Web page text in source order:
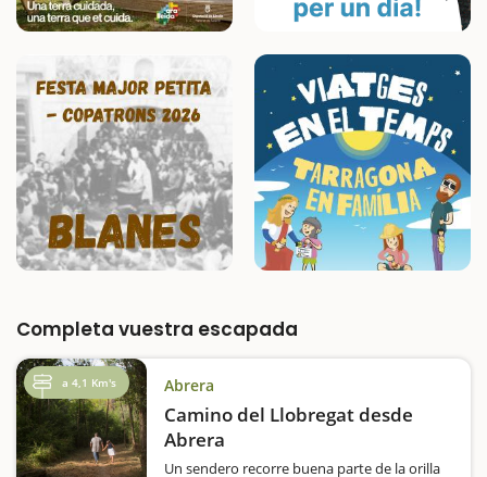
Completa vuestra escapada
a 4,1 Km's Abrera
Camino del Llobregat desde
Abrera
Un sendero recorre buena parte de la orilla